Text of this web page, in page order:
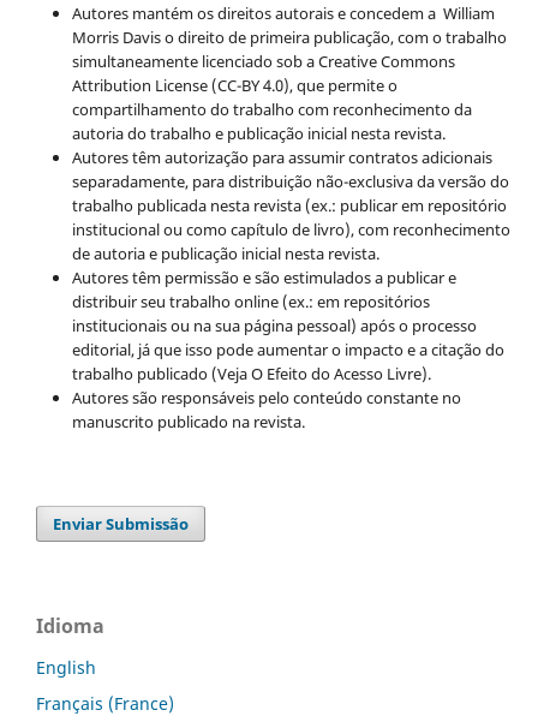
Autores mantém os direitos autorais e concedem a William
Morris Davis o direito de primeira publicação, com o trabalho
simultaneamente licenciado sob a Creative Commons
Attribution License (CC-BY 4.0), que permite o
compartilhamento do trabalho com reconhecimento da
autoria do trabalho e publicação inicial nesta revista.
Autores têm autorização para assumir contratos adicionais
separadamente, para distribuição não-exclusiva da versão do
trabalho publicada nesta revista (ex.: publicar em repositório
institucional ou como capítulo de livro), com reconhecimento
de autoria e publicação inicial nesta revista.
Autores têm permissão e são estimulados a publicar e
distribuir seu trabalho online (ex.: em repositórios
institucionais ou na sua página pessoal) após o processo
editorial, já que isso pode aumentar o impacto e a citação do
trabalho publicado (Veja O Efeito do Acesso Livre).
Autores são responsáveis pelo conteúdo constante no
manuscrito publicado na revista.
Enviar Submissão
Idioma
English
Français (France)